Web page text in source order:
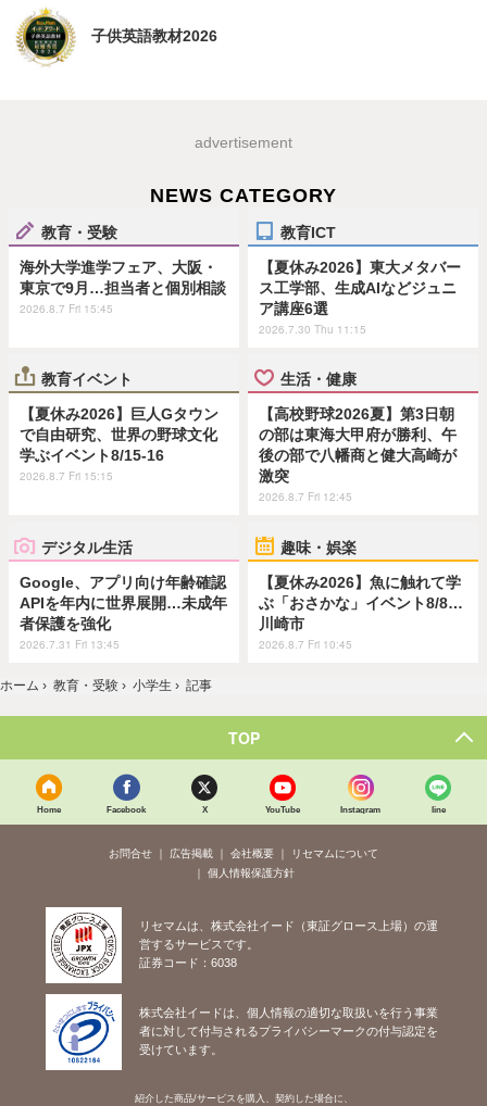
子供英語教材2026
advertisement
NEWS CATEGORY
教育・受験
海外大学進学フェア、大阪・
東京で9月…担当者と個別相談
2026.8.7 Fri 15:45
教育ICT
【夏休み2026】東大メタバー
ス工学部、生成AIなどジュニ
ア講座6選
2026.7.30 Thu 11:15
教育イベント
【夏休み2026】巨人Gタウン
で自由研究、世界の野球文化
学ぶイベント8/15-16
2026.8.7 Fri 15:15
生活・健康
【高校野球2026夏】第3日朝
の部は東海大甲府が勝利、午
後の部で八幡商と健大高崎が
激突
2026.8.7 Fri 12:45
デジタル生活
Google、アプリ向け年齢確認
APIを年内に世界展開…未成年
者保護を強化
2026.7.31 Fri 13:45
趣味・娯楽
【夏休み2026】魚に触れて学
ぶ「おさかな」イベント8/8…
川崎市
2026.8.7 Fri 10:45
ホーム › 教育・受験 › 小学生 › 記事
TOP
Home Facebook X YouTube Instagram line
お問合せ 広告掲載 会社概要
リセマムについて
個人情報保護方針
リセマムは、株式会社イード（東証グロース上場）の運
営するサービスです。
証券コード：6038
株式会社イードは、個人情報の適切な取扱いを行う事業
者に対して付与されるプライバシーマークの付与認定を
受けています。
紹介した商品/サービスを購入、契約した場合に、